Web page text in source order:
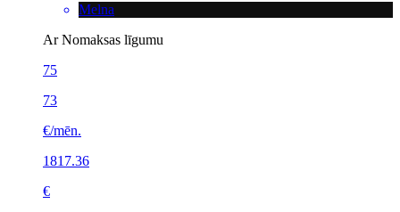
Melna
Ar Nomaksas līgumu
75
73
€/mēn.
1817.36
€